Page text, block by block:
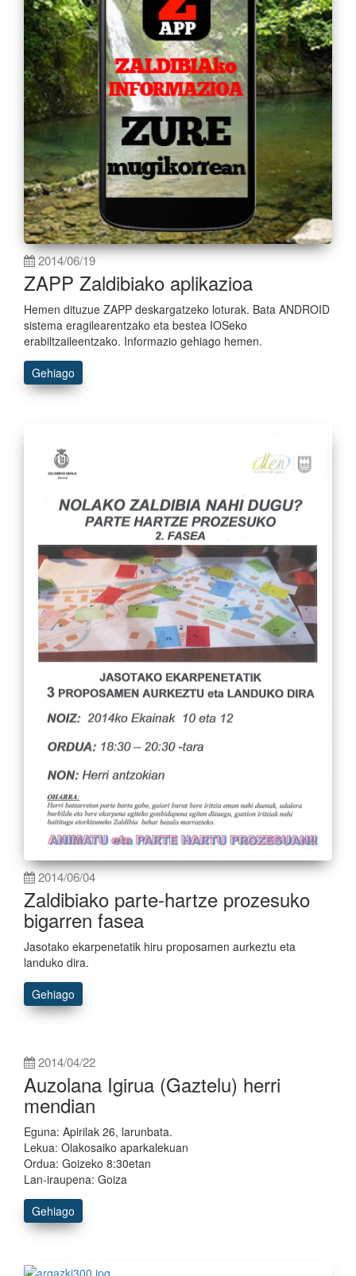
2014/06/19
ZAPP Zaldibiako aplikazioa
Hemen dituzue ZAPP deskargatzeko loturak. Bata ANDROID
sistema eragilearentzako eta bestea IOSeko
erabiltzaileentzako. Informazio gehiago hemen.
Gehiago
2014/06/04
Zaldibiako parte-hartze prozesuko
bigarren fasea
Jasotako ekarpenetatik hiru proposamen aurkeztu eta
landuko dira.
Gehiago
2014/04/22
Auzolana Igirua (Gaztelu) herri
mendian
Eguna: Apirilak 26, larunbata.
Lekua: Olakosaiko aparkalekuan
Ordua: Goizeko 8:30etan
Lan-iraupena: Goiza
Gehiago